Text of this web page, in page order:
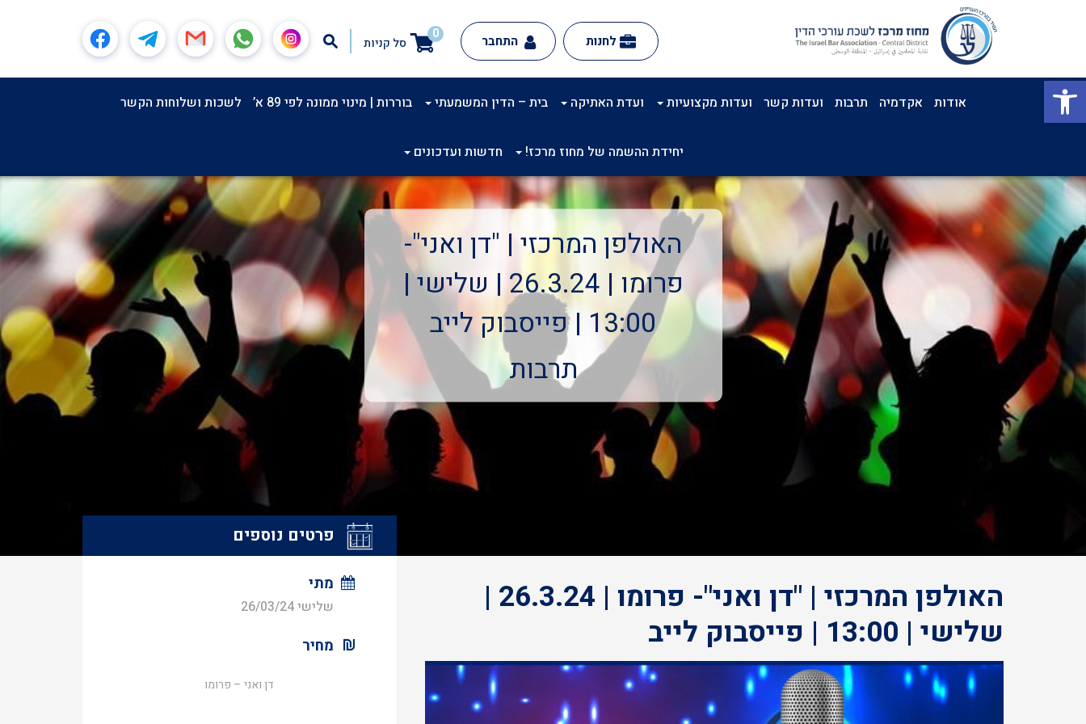
פתח סרגל נגישות
0
סל קניות לחנות התחבר
אודות אקדמיה תרבות ועדות קשר ועדות מקצועיות ועדת האתיקה בית – הדין המשמעתי בוררות | מינוי ממונה לפי 89 א’ לשכות ושלוחות הקשר
יחידת ההשמה של מחוז מרכז! חדשות ועדכונים
האולפן המרכזי | "דן ואני"-
פרומו | 26.3.24 | שלישי |
13:00 | פייסבוק לייב
תרבות
האולפן המרכזי | "דן ואני"- פרומו | 26.3.24 |
שלישי | 13:00 | פייסבוק לייב
פרטים נוספים
מתי
שלישי 26/03/24
מחיר
דן ואני – פרומו